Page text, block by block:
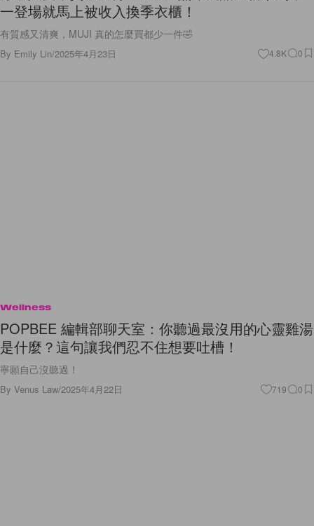
一登場就馬上被收入換季衣櫃！
有質感又清爽，MUJI 真的怎麼買都少一件🤣
By Emily Lin/2025年4月23日 4.8K 0
Wellness
POPBEE 編輯部聊天室：你聽過最沒用的心靈雞湯
是什麼？這句讓我們忍不住想要吐槽！
寧願自己沒聽過！
By Venus Law/2025年4月22日 719 0